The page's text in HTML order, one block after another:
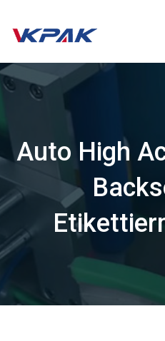
Zum
Inhalt
springen
Auto High